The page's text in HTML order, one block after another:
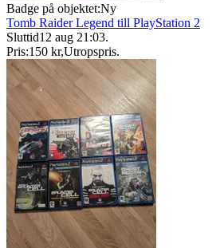
Badge på objektet:Ny
Tomb Raider Legend till PlayStation 2
Sluttid12 aug 21:03.
Pris:150 kr,Utropspris.